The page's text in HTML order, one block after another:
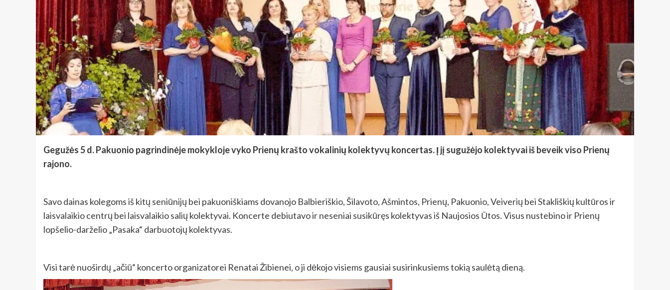
Gegužės 5 d. Pakuonio pagrindinėje mokykloje vyko Prienų krašto vokalinių kolektyvų koncertas. Į jį sugužėjo kolektyvai iš beveik viso Prienų
rajono.
Savo dainas kolegoms iš kitų seniūnijų bei pakuoniškiams dovanojo Balbieriškio, Šilavoto, Ašmintos, Prienų, Pakuonio, Veiverių bei Stakliškių kultūros ir
laisvalaikio centrų bei laisvalaikio salių kolektyvai. Koncerte debiutavo ir neseniai susikūręs kolektyvas iš Naujosios Ūtos. Visus nustebino ir Prienų
lopšelio-darželio „Pasaka“ darbuotojų kolektyvas.
Visi tarė nuoširdų „ačiū“ koncerto organizatorei Renatai Žibienei, o ji dėkojo visiems gausiai susirinkusiems tokią saulėtą dieną.